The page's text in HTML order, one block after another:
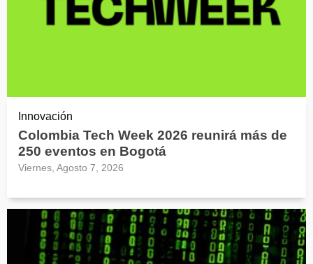
Innovación
Colombia Tech Week 2026 reunirá más de
250 eventos en Bogotá
Viernes, Agosto 7, 2026